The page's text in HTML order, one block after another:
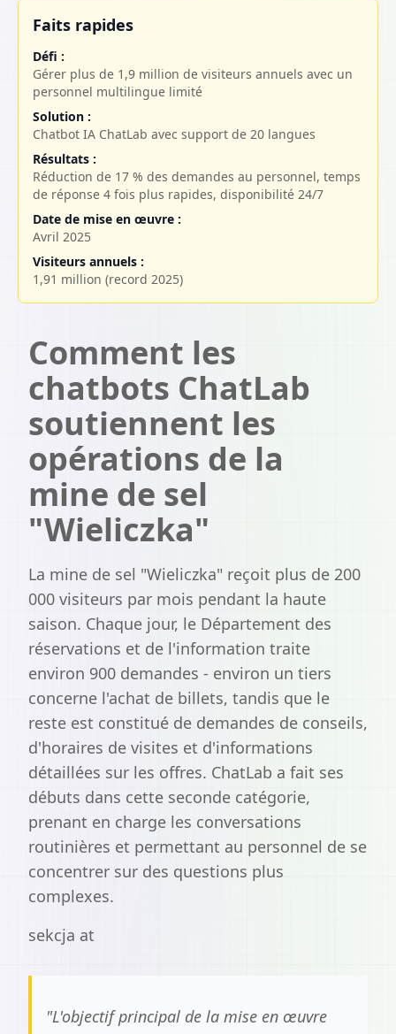
Faits rapides
Défi :
Gérer plus de 1,9 million de visiteurs annuels avec un
personnel multilingue limité
Solution :
Chatbot IA ChatLab avec support de 20 langues
Résultats :
Réduction de 17 % des demandes au personnel, temps
de réponse 4 fois plus rapides, disponibilité 24/7
Date de mise en œuvre :
Avril 2025
Visiteurs annuels :
1,91 million (record 2025)
Comment les
chatbots ChatLab
soutiennent les
opérations de la
mine de sel
"Wieliczka"
La mine de sel "Wieliczka" reçoit plus de 200
000 visiteurs par mois pendant la haute
saison. Chaque jour, le Département des
réservations et de l'information traite
environ 900 demandes - environ un tiers
concerne l'achat de billets, tandis que le
reste est constitué de demandes de conseils,
d'horaires de visites et d'informations
détaillées sur les offres. ChatLab a fait ses
débuts dans cette seconde catégorie,
prenant en charge les conversations
routinières et permettant au personnel de se
concentrer sur des questions plus
complexes.
sekcja at
"L'objectif principal de la mise en œuvre